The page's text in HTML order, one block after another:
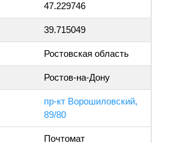
47.229746
39.715049
Ростовская область
Ростов-на-Дону
пр-кт Ворошиловский,
89/80
Почтомат